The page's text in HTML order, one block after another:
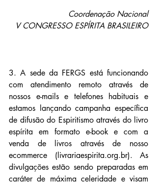
Coordenação Nacional
V CONGRESSO ESPÍRITA BRASILEIRO
3. A sede da FERGS está funcionando
com atendimento remoto através de
nossos e-mails e telefones habituais e
estamos lançando campanha específica
de difusão do Espiritismo através do livro
espírita em formato e-book e com a
venda de livros através de nosso
ecommerce (livrariaespirita.org.br). As
divulgações estão sendo preparadas em
caráter de máxima celeridade e visam